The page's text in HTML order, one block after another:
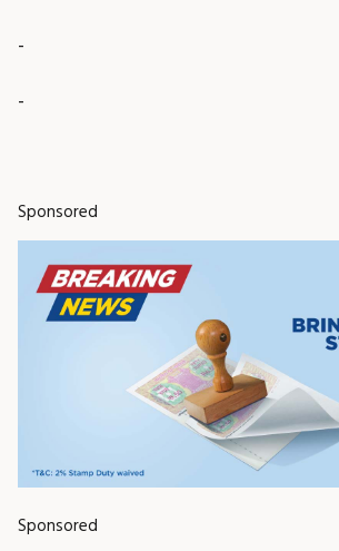
-
-
Sponsored
Sponsored